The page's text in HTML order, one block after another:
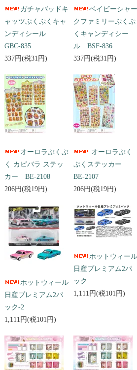
ガチャバッドキ
ャッツぷくぷくキャ
ンディシール
GBC-835
337円(税31円)
ベイビーシャー
クファミリーぷくぷ
くキャンディシー
ル BSF-836
337円(税31円)
オーロラぷくぷ
く カピバラ ステッ
カー BE-2108
206円(税19円)
オーロラぷく
ぷくステッカー
BE-2107
206円(税19円)
ホットウィール
日産プレミアム2パ
ック-2
1,111円(税101円)
ホットウィール
日産プレミアム2パ
ック
1,111円(税101円)